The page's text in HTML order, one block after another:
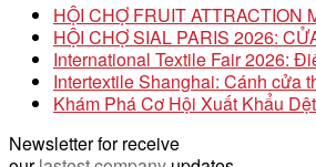
HỘI CHỢ FRUIT ATTRACTION
HỘI CHỢ SIAL PARIS 2026:
International Textile Fair 2026:
Intertextile Shanghai: Cánh cửa
Khám Phá Cơ Hội Xuất Khẩu
Newsletter for receive